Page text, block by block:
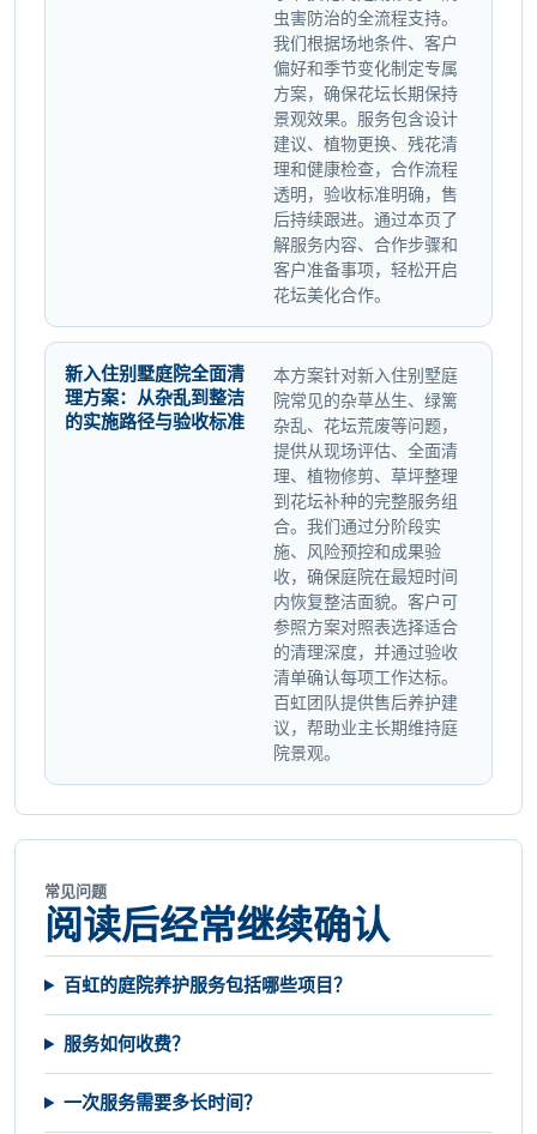
虫害防治的全流程支持。
我们根据场地条件、客户
偏好和季节变化制定专属
方案，确保花坛长期保持
景观效果。服务包含设计
建议、植物更换、残花清
理和健康检查，合作流程
透明，验收标准明确，售
后持续跟进。通过本页了
解服务内容、合作步骤和
客户准备事项，轻松开启
花坛美化合作。
新入住别墅庭院全面清
理方案：从杂乱到整洁
的实施路径与验收标准
本方案针对新入住别墅庭
院常见的杂草丛生、绿篱
杂乱、花坛荒废等问题，
提供从现场评估、全面清
理、植物修剪、草坪整理
到花坛补种的完整服务组
合。我们通过分阶段实
施、风险预控和成果验
收，确保庭院在最短时间
内恢复整洁面貌。客户可
参照方案对照表选择适合
的清理深度，并通过验收
清单确认每项工作达标。
百虹团队提供售后养护建
议，帮助业主长期维持庭
院景观。
常见问题
阅读后经常继续确认
百虹的庭院养护服务包括哪些项目？
服务如何收费？
一次服务需要多长时间？